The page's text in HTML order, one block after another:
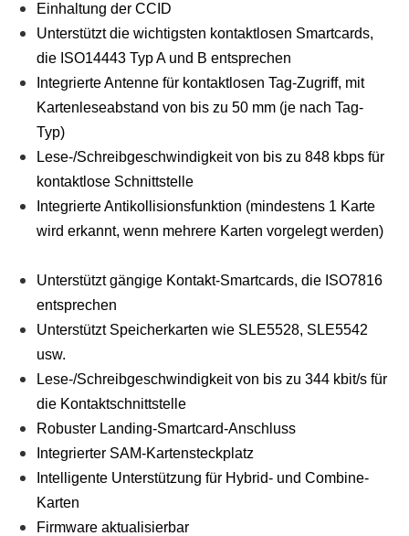
Einhaltung der CCID
Unterstützt die wichtigsten kontaktlosen Smartcards,
die ISO14443 Typ A und B entsprechen
Integrierte Antenne für kontaktlosen Tag-Zugriff, mit
Kartenleseabstand von bis zu 50 mm (je nach Tag-
Typ)
Lese-/Schreibgeschwindigkeit von bis zu 848 kbps für
kontaktlose Schnittstelle
Integrierte Antikollisionsfunktion (mindestens 1 Karte
wird erkannt, wenn mehrere Karten vorgelegt werden)
Unterstützt gängige Kontakt-Smartcards, die ISO7816
entsprechen
Unterstützt Speicherkarten wie SLE5528, SLE5542
usw.
Lese-/Schreibgeschwindigkeit von bis zu 344 kbit/s für
die Kontaktschnittstelle
Robuster Landing-Smartcard-Anschluss
Integrierter SAM-Kartensteckplatz
Intelligente Unterstützung für Hybrid- und Combine-
Karten
Firmware aktualisierbar